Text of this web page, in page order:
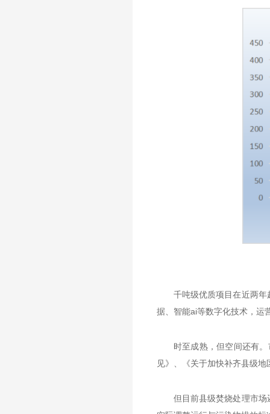
千吨级优质项目在近两
据、智能ai等数字化技术，运
时至成熟，但空间还有
见》、《关于加快补齐县级
但目前县级焚烧处理市